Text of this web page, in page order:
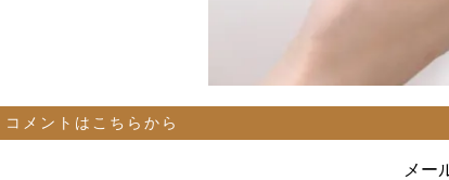
コメントはこちらから
メー